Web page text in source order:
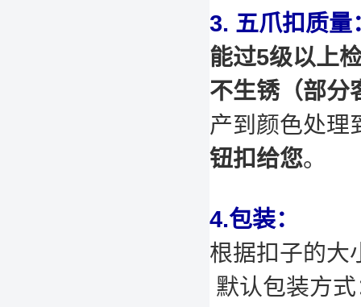
3. 五爪扣质量
能过5级以上
不生锈（部分
产到颜色处理
钮扣给您。
4.包装：
根据扣子的大
默认包装方